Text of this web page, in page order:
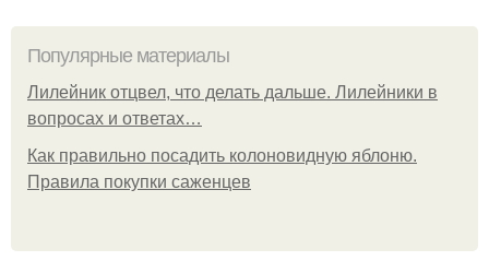
Популярные материалы
Лилейник отцвел, что делать дальше. Лилейники в
вопросах и ответах…
Как правильно посадить колоновидную яблоню.
Правила покупки саженцев